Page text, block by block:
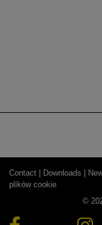
Contact | Downloads |
plików cookie
©